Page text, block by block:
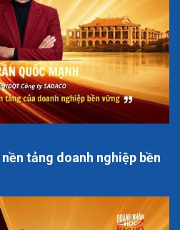
tảng doanh nghiệp bền